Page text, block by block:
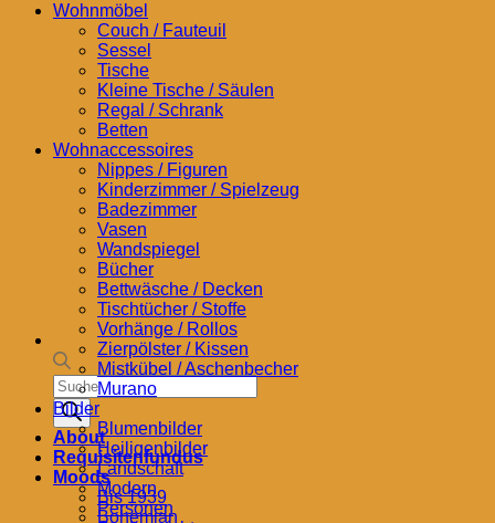
Products
search
About
Requisitenfundus
Moods
Bis 1939
Bohemian
Wohnmöbel
Couch / Fauteuil
Sessel
Tische
Kleine Tische / Säulen
Regal / Schrank
Betten
Wohnaccessoires
Nippes / Figuren
Kinderzimmer / Spielzeug
Badezimmer
Vasen
Wandspiegel
Bücher
Bettwäsche / Decken
Tischtücher / Stoffe
Vorhänge / Rollos
Zierpölster / Kissen
Mistkübel / Aschenbecher
Murano
Bilder
Blumenbilder
Heiligenbilder
Landschaft
Modern
Personen